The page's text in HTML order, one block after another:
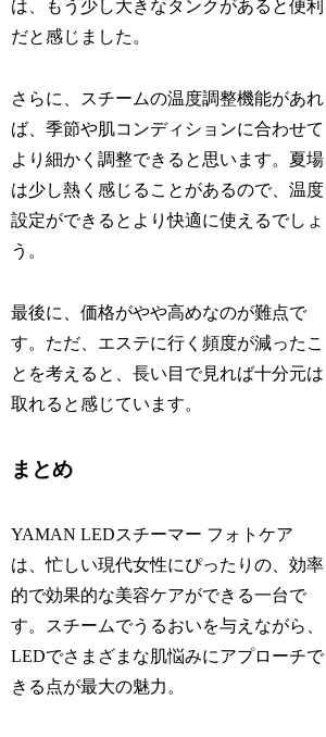
は、もう少し大きなタンクがあると便利
だと感じました。
さらに、スチームの温度調整機能があれ
ば、季節や肌コンディションに合わせて
より細かく調整できると思います。夏場
は少し熱く感じることがあるので、温度
設定ができるとより快適に使えるでしょ
う。
最後に、価格がやや高めなのが難点で
す。ただ、エステに行く頻度が減ったこ
とを考えると、長い目で見れば十分元は
取れると感じています。
まとめ
YAMAN LEDスチーマー フォトケア
は、忙しい現代女性にぴったりの、効率
的で効果的な美容ケアができる一台で
す。スチームでうるおいを与えながら、
LEDでさまざまな肌悩みにアプローチで
きる点が最大の魅力。